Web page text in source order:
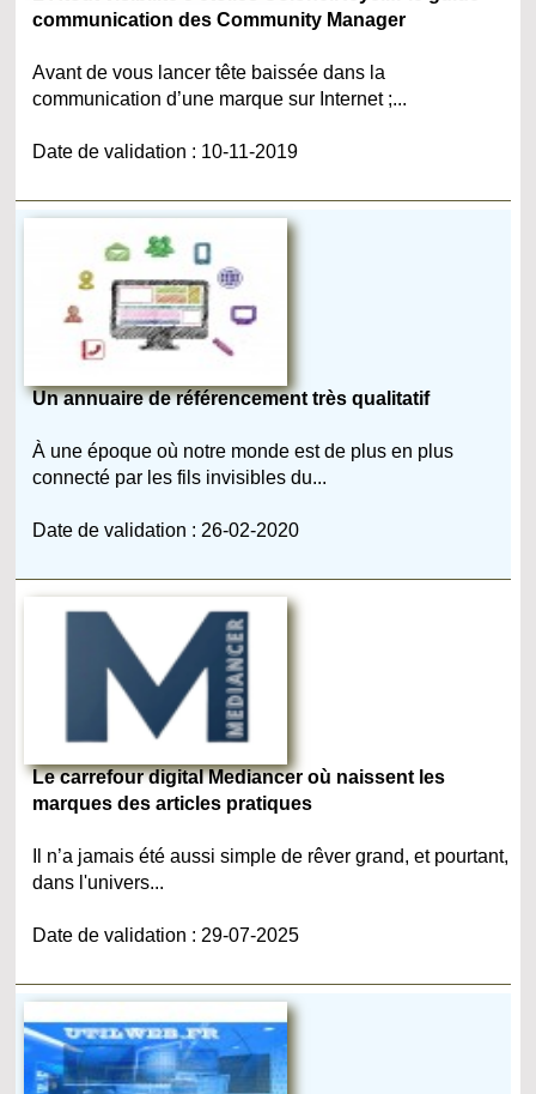
communication des Community Manager
Avant de vous lancer tête baissée dans la
communication d’une marque sur Internet ;...
Date de validation : 10-11-2019
Un annuaire de référencement très qualitatif
À une époque où notre monde est de plus en plus
connecté par les fils invisibles du...
Date de validation : 26-02-2020
Le carrefour digital Mediancer où naissent les
marques des articles pratiques
Il n’a jamais été aussi simple de rêver grand, et pourtant,
dans l'univers...
Date de validation : 29-07-2025